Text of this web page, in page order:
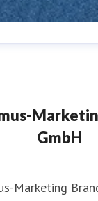
GmbH
Marketing